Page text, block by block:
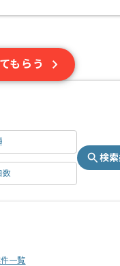
もらう
数
検
一覧